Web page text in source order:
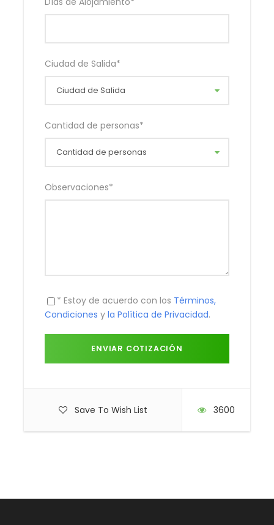
Ciudad de Salida*
Cantidad de personas*
Observaciones*
* Estoy de acuerdo con los Términos,
Condiciones y la Política de Privacidad.
Save To Wish List 3600